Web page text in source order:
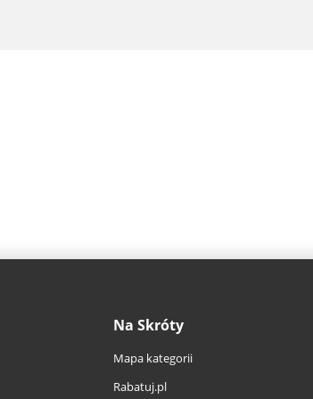
Na Skróty
Mapa kategorii
Rabatuj.pl